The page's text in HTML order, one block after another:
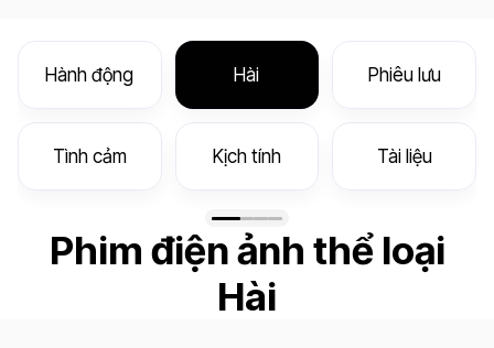
Hành động Hài Phiêu lưu
Tình cảm Kịch tính Tài liệu
Phim điện ảnh thể loại
Hài